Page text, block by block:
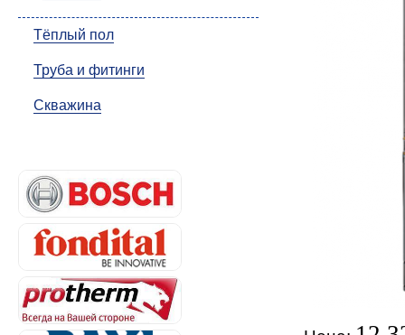
Тёплый пол
Труба и фитинги
Скважина